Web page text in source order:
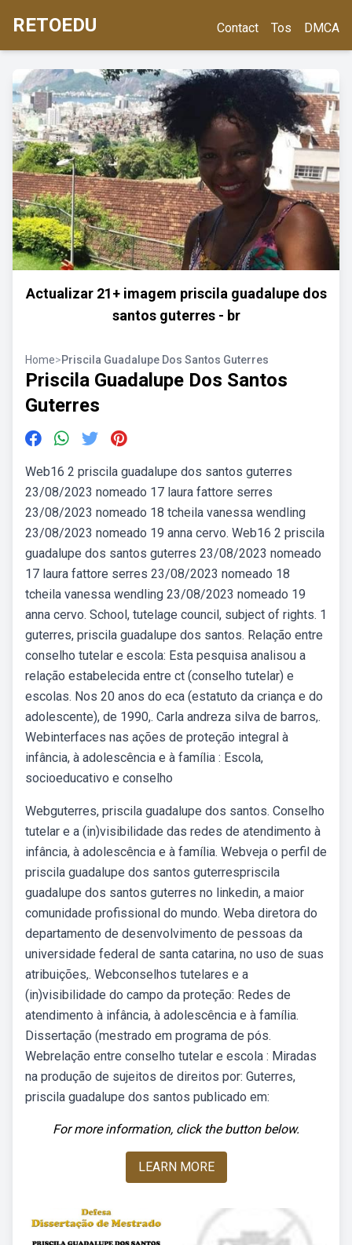
RETOEDU Contact Tos DMCA
Actualizar 21+ imagem priscila guadalupe dos
santos guterres - br
Home>Priscila Guadalupe Dos Santos Guterres
Priscila Guadalupe Dos Santos
Guterres
Web16 2 priscila guadalupe dos santos guterres
23/08/2023 nomeado 17 laura fattore serres
23/08/2023 nomeado 18 tcheila vanessa wendling
23/08/2023 nomeado 19 anna cervo. Web16 2 priscila
guadalupe dos santos guterres 23/08/2023 nomeado
17 laura fattore serres 23/08/2023 nomeado 18
tcheila vanessa wendling 23/08/2023 nomeado 19
anna cervo. School, tutelage council, subject of rights. 1
guterres, priscila guadalupe dos santos. Relação entre
conselho tutelar e escola: Esta pesquisa analisou a
relação estabelecida entre ct (conselho tutelar) e
escolas. Nos 20 anos do eca (estatuto da criança e do
adolescente), de 1990,. Carla andreza silva de barros,.
Webinterfaces nas ações de proteção integral à
infância, à adolescência e à família : Escola,
socioeducativo e conselho
Webguterres, priscila guadalupe dos santos. Conselho
tutelar e a (in)visibilidade das redes de atendimento à
infância, à adolescência e à família. Webveja o perfil de
priscila guadalupe dos santos guterrespriscila
guadalupe dos santos guterres no linkedin, a maior
comunidade profissional do mundo. Weba diretora do
departamento de desenvolvimento de pessoas da
universidade federal de santa catarina, no uso de suas
atribuições,. Webconselhos tutelares e a
(in)visibilidade do campo da proteção: Redes de
atendimento à infância, à adolescência e à família.
Dissertação (mestrado em programa de pós.
Webrelação entre conselho tutelar e escola : Miradas
na produção de sujeitos de direitos por: Guterres,
priscila guadalupe dos santos publicado em:
For more information, click the button below.
LEARN MORE